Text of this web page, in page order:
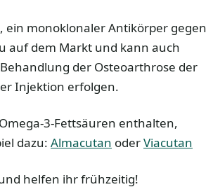
ein monoklonaler Antikörper gegen
auf dem Markt und kann auch
der Osteoarthrose der
Injektion erfolgen.
3-Fettsäuren enthalten,
dazu: Almacutan oderViacutan
helfen ihr frühzeitig!